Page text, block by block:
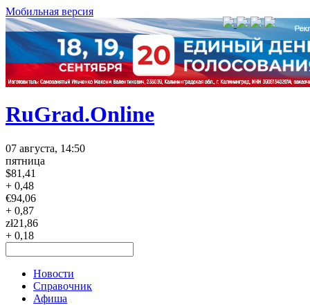
Мобильная версия
RuGrad.Online
07 августа, 14:50
пятница
$81,41
+ 0,48
€94,06
+ 0,87
zł21,86
+ 0,18
Новости
Справочник
Афиша